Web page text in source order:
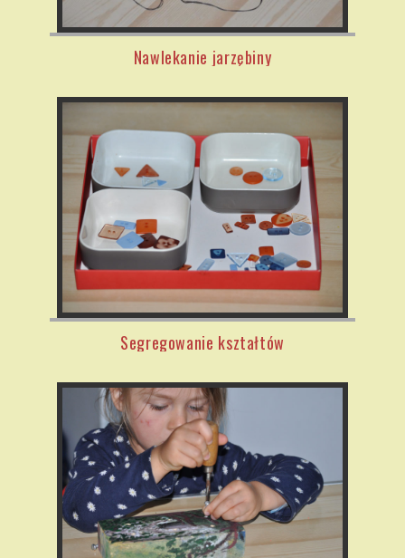
Nawlekanie jarzębiny
Segregowanie kształtów